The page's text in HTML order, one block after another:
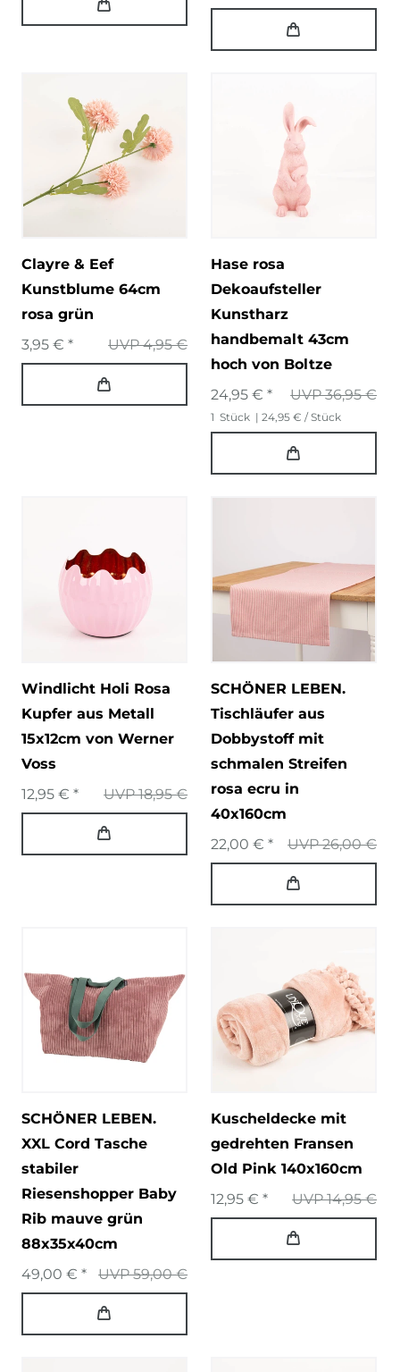
Clayre & Eef
Kunstblume 64cm
rosa grün
UVP 4,95 €
3,95 € *
Hase rosa
Dekoaufsteller
Kunstharz
handbemalt 43cm
hoch von Boltze
UVP 36,95 €
24,95 € *
1 Stück | 24,95 € / Stück
Windlicht Holi Rosa
Kupfer aus Metall
15x12cm von Werner
Voss
UVP 18,95 €
12,95 € *
SCHÖNER LEBEN.
Tischläufer aus
Dobbystoff mit
schmalen Streifen
rosa ecru in
40x160cm
UVP 26,00 €
22,00 € *
SCHÖNER LEBEN.
XXL Cord Tasche
stabiler
Riesenshopper Baby
Rib mauve grün
88x35x40cm
UVP 59,00 €
49,00 € *
Kuscheldecke mit
gedrehten Fransen
Old Pink 140x160cm
UVP 14,95 €
12,95 € *